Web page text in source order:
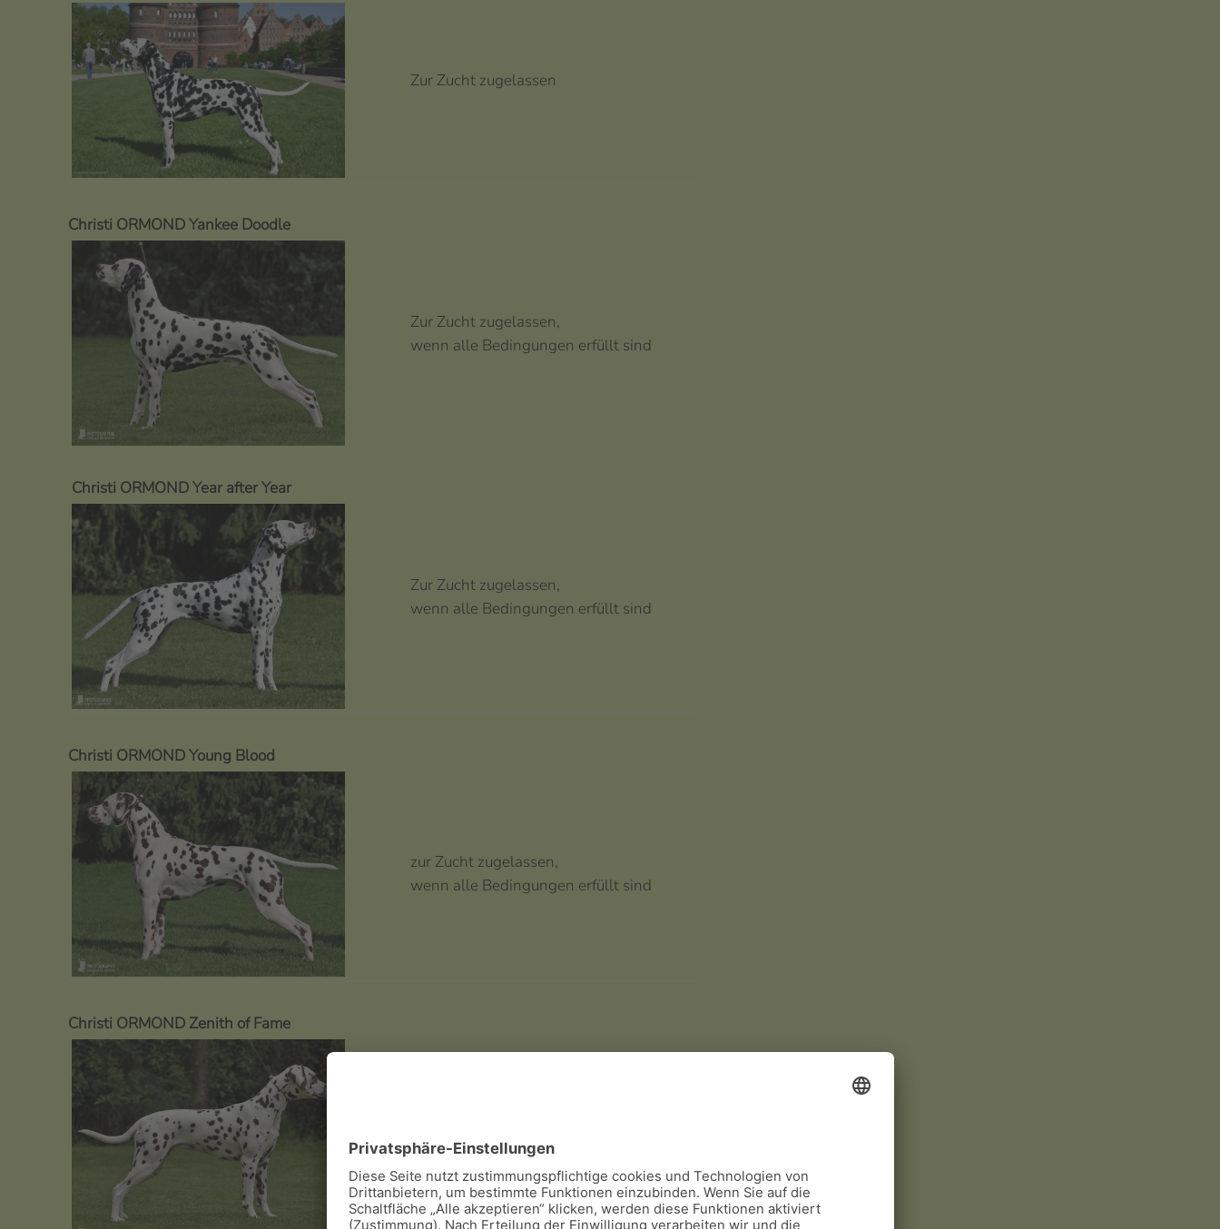
Zur Zucht zugelassen
Christi ORMOND Yankee Doodle
Zur Zucht zugelassen,
wenn alle Bedingungen erfüllt sind
Christi ORMOND Year after Year
Zur Zucht zugelassen,
wenn alle Bedingungen erfüllt sind
Christi ORMOND Young Blood
zur Zucht zugelassen,
wenn alle Bedingungen erfüllt sind
Christi ORMOND Zenith of Fame
wenn alle Bedingungen erfüllt sind